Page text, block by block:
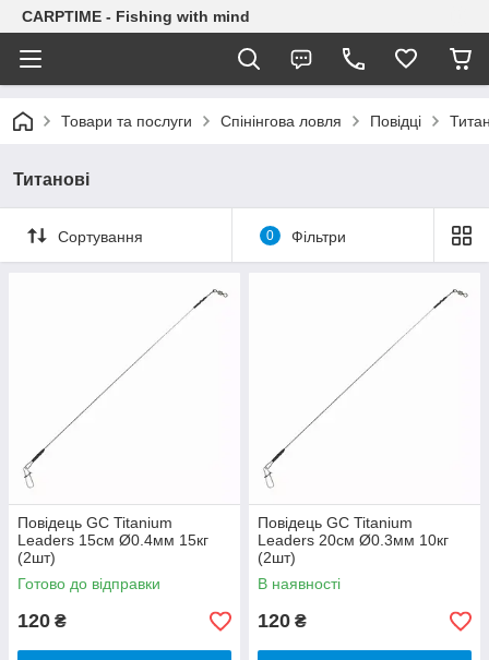
CARPTIME - Fishing with mind
Товари та послуги Спінінгова ловля Повідці
Титанові
Сортування 0 Фільтри
Повідець GC Titanium
Leaders 15см Ø0.4мм 15кг
(2шт)
Готово до відправки
120 ₴
Повідець GC Titanium
Leaders 20см Ø0.3мм 10кг
(2шт)
В наявності
120 ₴